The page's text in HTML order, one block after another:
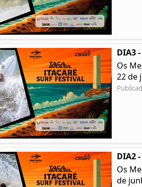
DIA3
Os
22 de
DIA2
Os
de